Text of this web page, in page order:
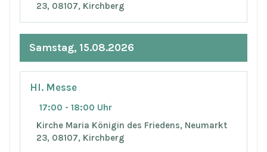
23, 08107, Kirchberg
Samstag, 15.08.2026
Hl. Messe
17:00 - 18:00 Uhr
Kirche Maria Königin des Friedens, Neumarkt
23, 08107, Kirchberg